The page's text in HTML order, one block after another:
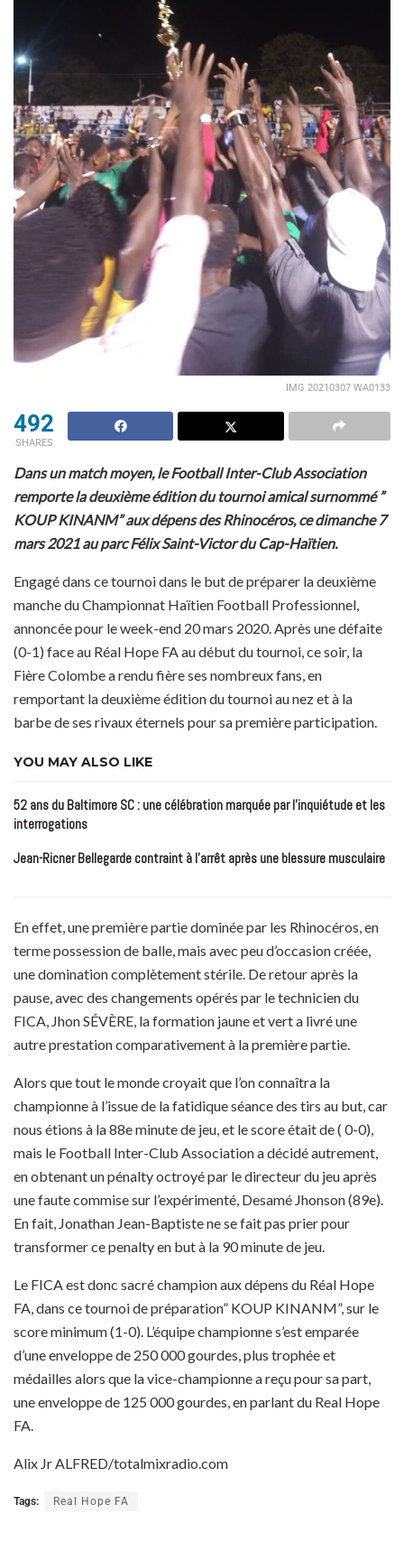
IMG 20210307 WA0133
492
SHARES
Dans un match moyen, le Football Inter-Club Association
remporte la deuxième édition du tournoi amical surnommé ”
KOUP KINANM” aux dépens des Rhinocéros, ce dimanche 7
mars 2021 au parc Félix Saint-Victor du Cap-Haïtien.
Engagé dans ce tournoi dans le but de préparer la deuxième
manche du Championnat Haïtien Football Professionnel,
annoncée pour le week-end 20 mars 2020. Après une défaite
(0-1) face au Réal Hope FA au début du tournoi, ce soir, la
Fière Colombe a rendu fière ses nombreux fans, en
remportant la deuxième édition du tournoi au nez et à la
barbe de ses rivaux éternels pour sa première participation.
YOU MAY ALSO LIKE
52 ans du Baltimore SC : une célébration marquée par l’inquiétude et les
interrogations
Jean-Ricner Bellegarde contraint à l’arrêt après une blessure musculaire
En effet, une première partie dominée par les Rhinocéros, en
terme possession de balle, mais avec peu d’occasion créée,
une domination complètement stérile. De retour après la
pause, avec des changements opérés par le technicien du
FICA, Jhon SÉVÈRE, la formation jaune et vert a livré une
autre prestation comparativement à la première partie.
Alors que tout le monde croyait que l’on connaîtra la
championne à l’issue de la fatidique séance des tirs au but, car
nous étions à la 88e minute de jeu, et le score était de ( 0-0),
mais le Football Inter-Club Association a décidé autrement,
en obtenant un pénalty octroyé par le directeur du jeu après
une faute commise sur l’expérimenté, Desamé Jhonson (89e).
En fait, Jonathan Jean-Baptiste ne se fait pas prier pour
transformer ce penalty en but à la 90 minute de jeu.
Le FICA est donc sacré champion aux dépens du Réal Hope
FA, dans ce tournoi de préparation” KOUP KINANM”, sur le
score minimum (1-0). L’équipe championne s’est emparée
d’une enveloppe de 250 000 gourdes, plus trophée et
médailles alors que la vice-championne a reçu pour sa part,
une enveloppe de 125 000 gourdes, en parlant du Real Hope
FA.
Alix Jr ALFRED/totalmixradio.com
Tags: Real Hope FA